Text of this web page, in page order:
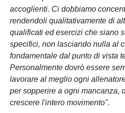
accoglienti. Ci dobbiamo
rendendoli qualitativamente di
qualificati ed esercizi che siano
specifici, non lasciando nulla al
fondamentale dal punto di vista
Personalmente dovrò essere
lavorare al meglio ogni
per sopperire a ogni mancanza,
crescere l'intero movimento".